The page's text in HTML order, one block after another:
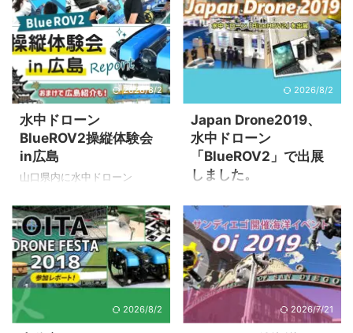
り、サンディエゴ ...
これらの合同コンベンション
が「OTO'18」です。 テー ...
ローンを見てみたい」という
連絡を受けデモを行いまし
た。 今回はデモ時の動画も添
えて、その時の様子をレポー
トいたします。 沖へ出たのち
ドローン潜水準備 当日は現役
の漁師さんが船を出してく
れ、関係者5名とともに船で沖
へでました。 漁師さんからみ
たBlueROV2への印象は、「水
中ドローンはずいぶん小さい
たようです。 おそらくは「こ
んなものが動くのか？」とい
う不安があったことでしょ
う。 船で30分ほど行った後 ...
羽田からロンドンに向けて出
発をしました。 ロンドンには
朝の6：25分に到着予定です。
ROV Cerulean Sonar Cerulean
Sonarは、革新的な水中ソナー
技術に特化した企業です。同
ナーシステムを開発し、海洋
探査、リソースのマッピン
グ、環境モニタリングなど、
多岐にわたるアプリケーショ
Cerulean Sonarの製品は、最
新のテクノロジーと高度なデ
ータ処理能力を組み合わせ、
業界のニ ...
2026/8/2
水中ドローン
BlueROV2操縦体験会
in広島
山口県内に水中ドローン
するため、スタッフの操縦及
びメンテナンス講習をしまし
た。 ただ、水中ドローンが使
えるプールを山口県内でなか
なか見つけられなく、会場は
広島になりました。 ９月13日
（火曜日）仙台から3名のスタ
ッフが広島入り。仙台-広島直
2026/8/2
Japan Drone2019、
水中ドローン
「BlueROV2」で出展
しました。
ァレンスのイベント、ジャパ
ンドローン2019（Japan
Drone2019）。ドローン産業
を活性化させるべく、さまざ
まな企業が専門分野に特化し
たドローンを持ち寄りました
が、弊社では水中ドローン
2026/8/2 2026/7/21